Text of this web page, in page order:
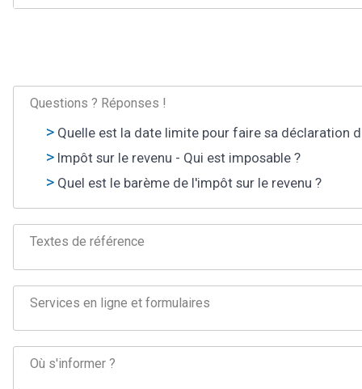
Questions ? Réponses !
Quelle est la date limite pour faire sa déclaration
Impôt sur le revenu - Qui est imposable ?
Quel est le barème de l'impôt sur le revenu ?
Textes de référence
Services en ligne et formulaires
Où s'informer ?